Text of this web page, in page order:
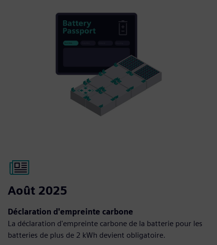
Août 2025
Déclaration d'empreinte carbone
La déclaration d'empreinte carbone de la batterie pour les
batteries de plus de 2 kWh devient obligatoire.